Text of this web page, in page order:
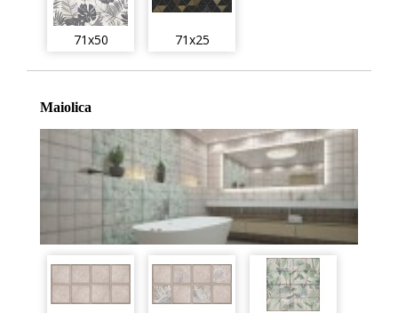
71x50 71x25
Maiolica